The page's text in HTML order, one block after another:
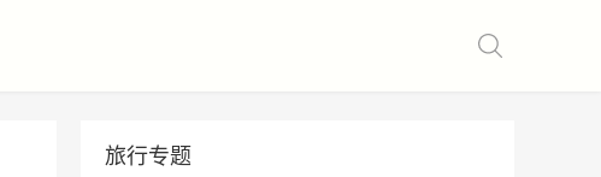
旅行专题